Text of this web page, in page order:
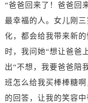
“爸爸回来了！爸爸回
最幸福的人。女儿刚
化，都会给我带来新
时，我问她“想让爸爸
出“不想，我要爸爸陪
班怎么给我买棒棒糖
的回答，让我的笑容